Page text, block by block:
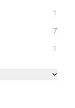
1
7
1